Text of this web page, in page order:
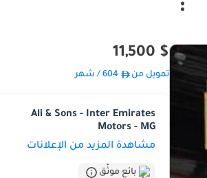
$ 11,500
تمويل من 604 / شهر
Ali & Sons - Inter Emirates
Motors - MG
مشاهدة المزيد من الإعلانات
بائع موثّق